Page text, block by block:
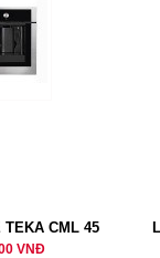
TEKA CML 45
VNĐ